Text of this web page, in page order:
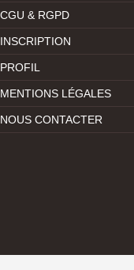
CGU & RGPD
INSCRIPTION
PROFIL
MENTIONS LÉGALES
NOUS CONTACTER